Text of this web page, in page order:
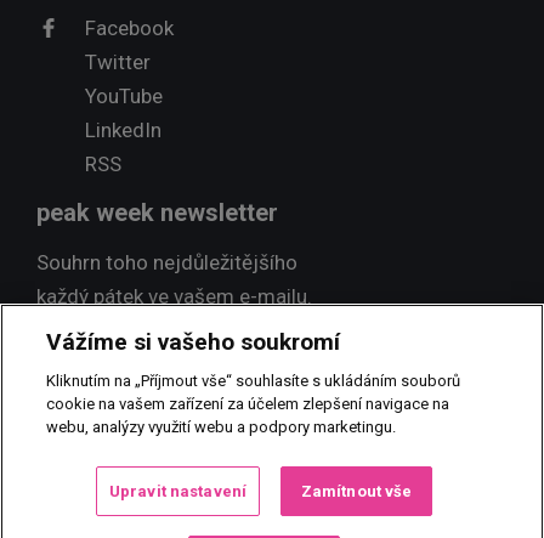
Facebook
Twitter
YouTube
LinkedIn
RSS
peak week newsletter
Souhrn toho nejdůležitějšího
každý pátek ve vašem e-mailu.
převzetí, šíření či dalšího zpřístupňování článků a fotografií je bez
písemného souhlasu PEAK NEWS MEDIA, s.r.o. zakázáno.
Vážíme si vašeho soukromí
Kliknutím na „Příjmout vše“ souhlasíte s ukládáním souborů
cookie na vašem zařízení za účelem zlepšení navigace na
webu, analýzy využití webu a podpory marketingu.
Upravit nastavení Zamítnout vše